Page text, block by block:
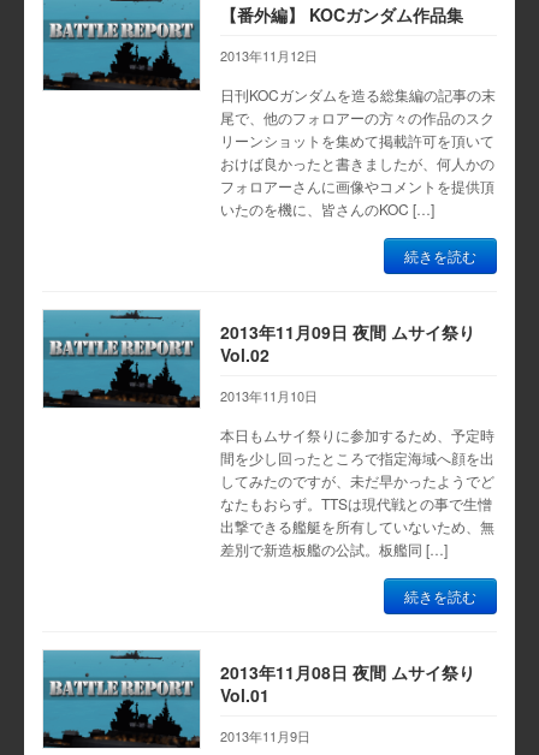
【番外編】 KOCガンダム作品集
2013年11月12日
日刊KOCガンダムを造る総集編の記事の末
尾で、他のフォロアーの方々の作品のスク
リーンショットを集めて掲載許可を頂いて
おけば良かったと書きましたが、何人かの
フォロアーさんに画像やコメントを提供頂
いたのを機に、皆さんのKOC […]
続きを読む
2013年11月09日 夜間 ムサイ祭り
Vol.02
2013年11月10日
本日もムサイ祭りに参加するため、予定時
間を少し回ったところで指定海域へ顔を出
してみたのですが、未だ早かったようでど
なたもおらず。TTSは現代戦との事で生憎
出撃できる艦艇を所有していないため、無
差別で新造板艦の公試。板艦同 […]
続きを読む
2013年11月08日 夜間 ムサイ祭り
Vol.01
2013年11月9日